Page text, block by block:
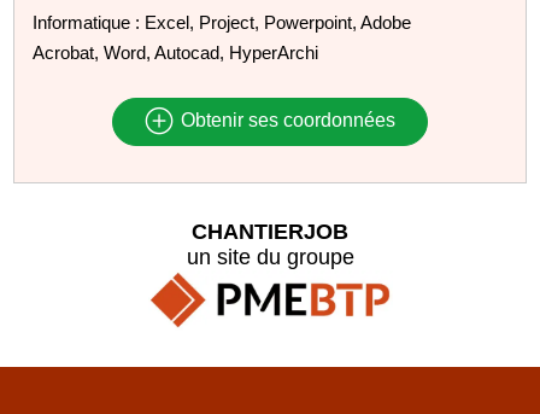
Informatique : Excel, Project, Powerpoint, Adobe
Acrobat, Word, Autocad, HyperArchi
Obtenir ses coordonnées
CHANTIERJOB
un site du groupe